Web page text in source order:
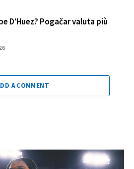
D’Huez? Pogačar valuta più
A COMMENT